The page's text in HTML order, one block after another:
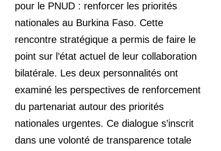
pour le PNUD : renforcer les priorités
nationales au Burkina Faso. Cette
rencontre stratégique a permis de faire le
point sur l’état actuel de leur collaboration
bilatérale. Les deux personnalités ont
examiné les perspectives de renforcement
du partenariat autour des priorités
nationales urgentes. Ce dialogue s’inscrit
dans une volonté de transparence totale